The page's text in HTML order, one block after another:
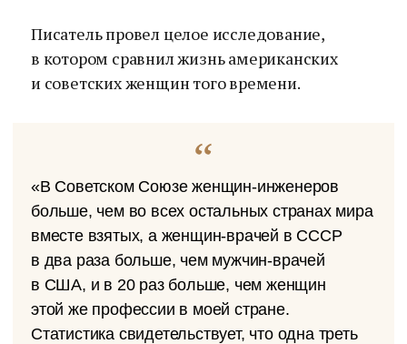
Писатель провел целое исследование,
в котором сравнил жизнь американских
и советских женщин того времени.
«В Советском Союзе женщин-инженеров
больше, чем во всех остальных странах мира
вместе взятых, а женщин-врачей в СССР
в два раза больше, чем мужчин-врачей
в США, и в 20 раз больше, чем женщин
этой же профессии в моей стране.
Статистика свидетельствует, что одна треть